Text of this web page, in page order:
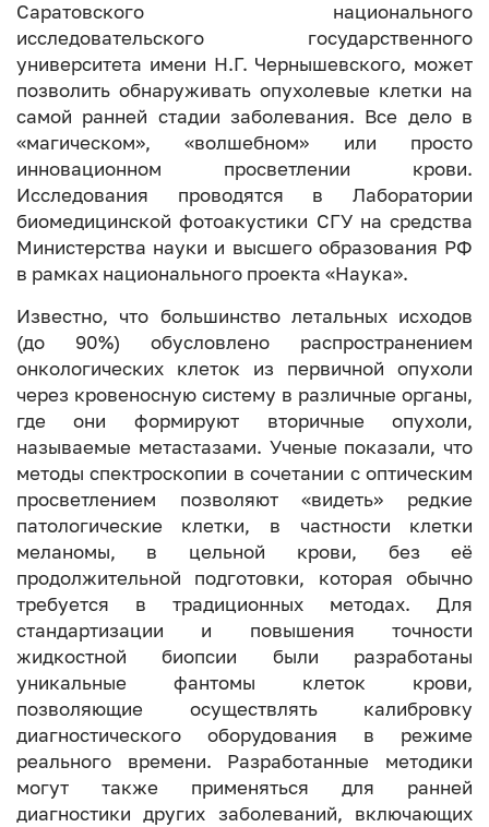
Саратовского национального
исследовательского государственного
университета имени Н.Г. Чернышевского, может
позволить обнаруживать опухолевые клетки на
самой ранней стадии заболевания. Все дело в
«магическом», «волшебном» или просто
инновационном просветлении крови.
Исследования проводятся в Лаборатории
биомедицинской фотоакустики СГУ на средства
Министерства науки и высшего образования РФ
в рамках национального проекта «Наука».
Известно, что большинство летальных исходов
(до 90%) обусловлено распространением
онкологических клеток из первичной опухоли
через кровеносную систему в различные органы,
где они формируют вторичные опухоли,
называемые метастазами. Ученые показали, что
методы спектроскопии в сочетании с оптическим
просветлением позволяют «видеть» редкие
патологические клетки, в частности клетки
меланомы, в цельной крови, без её
продолжительной подготовки, которая обычно
требуется в традиционных методах. Для
стандартизации и повышения точности
жидкостной биопсии были разработаны
уникальные фантомы клеток крови,
позволяющие осуществлять калибровку
диагностического оборудования в режиме
реального времени. Разработанные методики
могут также применяться для ранней
диагностики других заболеваний, включающих